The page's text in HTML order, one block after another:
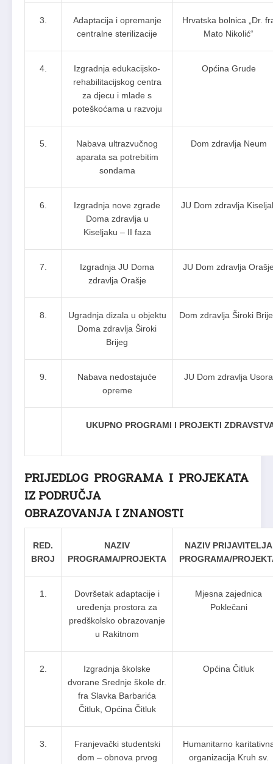
3.
Adaptacija i opremanje
centralne sterilizacije
Hrvatska bolnica „Dr.
Mato Nikolić“
4.
Izgradnja edukacijsko-
rehabilitacijskog centra
za djecu i mlade s
poteškoćama u razvoju
Općina Grude
5.
Nabava ultrazvučnog
aparata sa potrebitim
sondama
Dom zdravlja Neum
6.
Izgradnja nove zgrade
Doma zdravlja u
Kiseljaku – II faza
JU Dom zdravlja
7.
Izgradnja JU Doma
zdravlja Orašje
JU Dom zdravlja
8.
Ugradnja dizala u objektu
Doma zdravlja Široki
Brijeg
Dom zdravlja Široki
9.
Nabava nedostajuće
opreme
JU Dom zdravlja Usora
UKUPNO PROGRAMI I PROJEKTI
PRIJEDLOG PROGRAMA I PROJEKATA
IZ PODRUČJA
OBRAZOVANJA I ZNANOSTI
RED.
BROJ
NAZIV
PROGRAMA/PROJEKTA
NAZIV PRIJAVITELJA
PROGRAMA/
1.
Dovršetak adaptacije i
uređenja prostora za
predškolsko obrazovanje
u Rakitnom
Mjesna zajednica
Poklečani
2.
Izgradnja školske
dvorane Srednje škole dr.
fra Slavka Barbarića
Čitluk, Općina Čitluk
Općina Čitluk
3.
Franjevački studentski
dom – obnova prvog
Humanitarno
organizacija Kruh sv.